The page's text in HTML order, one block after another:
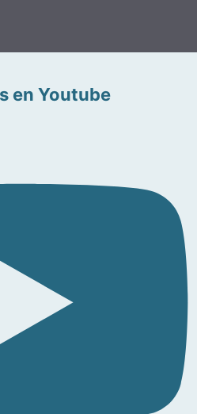
en Youtube